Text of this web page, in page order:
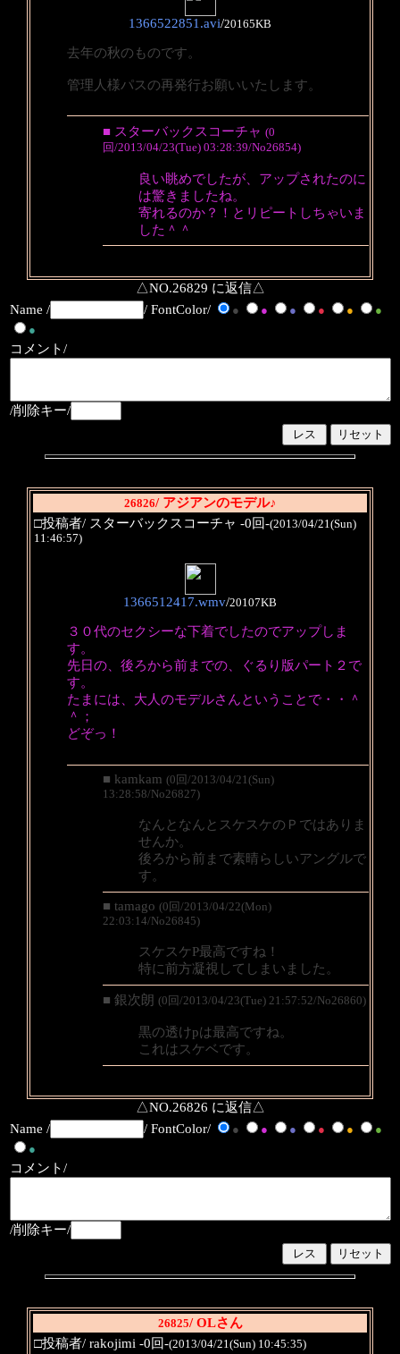
1366522851.avi/20165KB
去年の秋のものです。
管理人様パスの再発行お願いいたします。
■ スターバックスコーチャ (0
回/2013/04/23(Tue) 03:28:39/No26854)
良い眺めでしたが、アップされたのに
は驚きましたね。
寄れるのか？！とリピートしちゃいま
した＾＾
△NO.26829 に返信△
Name /
/ FontColor/ ● ● ● ● ●
●
●
コメント/
/削除キー/
26826/ アジアンのモデル♪
□投稿者/ スターバックスコーチャ -0回-(2013/04/21(Sun)
11:46:57)
1366512417.wmv/20107KB
３０代のセクシーな下着でしたのでアップしま
す。
先日の、後ろから前までの、ぐるり版パート２で
す。
たまには、大人のモデルさんということで・・＾
＾；
どぞっ！
■ kamkam (0回/2013/04/21(Sun)
13:28:58/No26827)
なんとなんとスケスケのＰではありま
せんか。
後ろから前まで素晴らしいアングルで
す。
■ tamago (0回/2013/04/22(Mon)
22:03:14/No26845)
スケスケP最高ですね！
特に前方凝視してしまいました。
■ 銀次朗 (0回/2013/04/23(Tue) 21:57:52/No26860)
黒の透けpは最高ですね。
これはスケベです。
△NO.26826 に返信△
Name /
/ FontColor/ ● ● ● ● ●
●
●
コメント/
/削除キー/
26825/ OLさん
□投稿者/ rakojimi -0回-(2013/04/21(Sun) 10:45:35)